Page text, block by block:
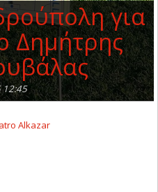
για
Δημήτρης
12:45